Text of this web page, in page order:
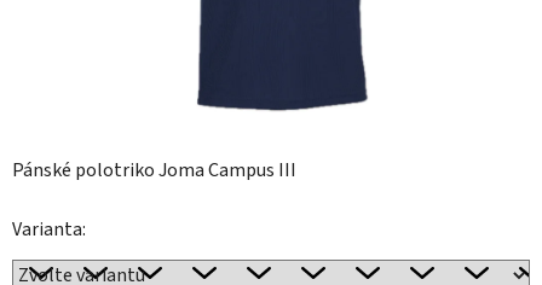
Pánské polotriko Joma Campus III
Varianta: